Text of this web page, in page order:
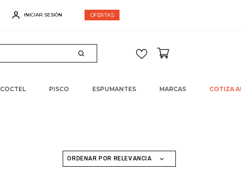
Despacho gratis en compras sobre $60.000
OFERTAS
COCTEL PISCO ESPUMANTES MARCAS COTIZA
ORDENAR POR RELEVANCIA